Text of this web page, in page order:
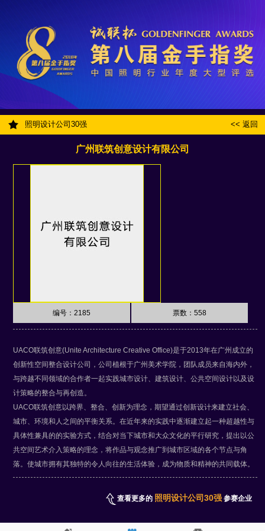
<< 返回
照明设计公司30强
广州联筑创意设计有限公司
编号：2185 票数：558
UACO联筑创意(Unite Architecture Creative Office)是于2013年在广州成立的
创新性空间整合设计公司，公司植根于广州美术学院，团队成员来自海内外，
与跨越不同领域的合作者一起实践城市设计、建筑设计、公共空间设计以及设
计策略的整合与再创造。
UACO联筑创意以跨界、整合、创新为理念，期望通过创新设计来建立社会、
城市、环境和人之间的平衡关系。在近年来的实践中逐渐建立起一种超越性与
具体性兼具的的实验方式，结合对当下城市和大众文化的平行研究，提出以公
共空间艺术介入策略的理念，将作品与观念推广到城市区域的各个节点与角
落。使城市拥有其独特的令人向往的生活体验，成为物质和精神的共同载体。
查看更多的 照明设计公司30强参赛企业